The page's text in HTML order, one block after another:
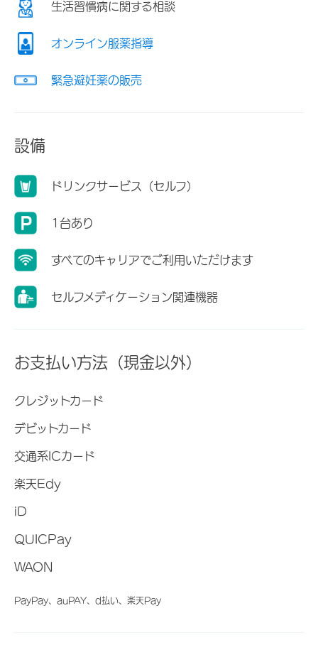
生活習慣病に関する相談
オンライン服薬指導
緊急避妊薬の販売
設備
ドリンクサービス（セルフ）
1台あり
すべてのキャリアでご利用いただけます
セルフメディケーション関連機器
お支払い方法（現金以外）
クレジットカード
デビットカード
交通系ICカード
楽天Edy
iD
QUICPay
WAON
PayPay、auPAY、d払い、楽天Pay